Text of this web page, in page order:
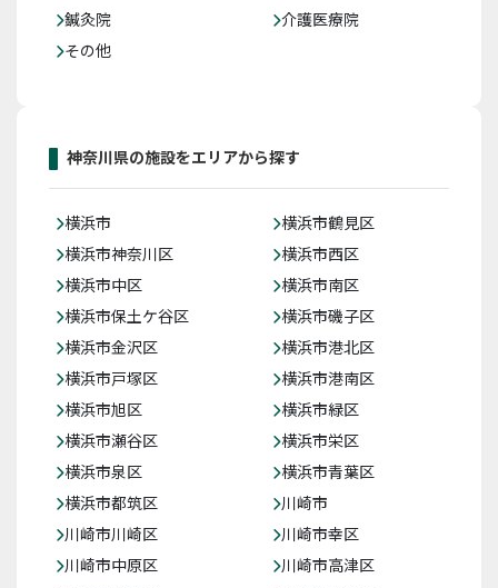
鍼灸院
介護医療院
その他
神奈川県の施設をエリアから探す
横浜市
横浜市鶴見区
横浜市神奈川区
横浜市西区
横浜市中区
横浜市南区
横浜市保土ケ谷区
横浜市磯子区
横浜市金沢区
横浜市港北区
横浜市戸塚区
横浜市港南区
横浜市旭区
横浜市緑区
横浜市瀬谷区
横浜市栄区
横浜市泉区
横浜市青葉区
横浜市都筑区
川崎市
川崎市川崎区
川崎市幸区
川崎市中原区
川崎市高津区